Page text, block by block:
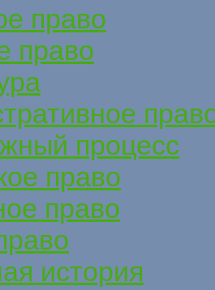
право
право
процесс
право
право
история